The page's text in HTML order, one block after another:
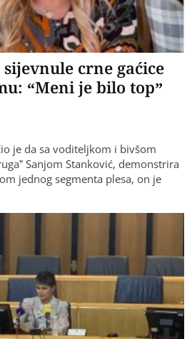
crne gaćice
“Meni je bilo top”
je da sa voditeljkom i bivšom
Sanjom Stanković, demonstrira
jednog segmenta plesa, on je